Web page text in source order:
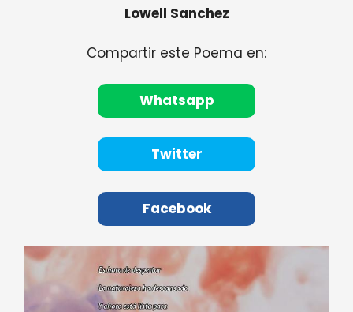
Lowell Sanchez
Compartir este Poema en:
Whatsapp
Twitter
Facebook